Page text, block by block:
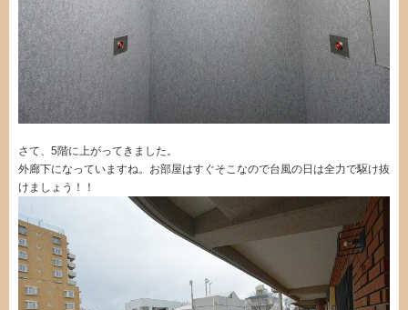
さて、5階に上がってきました。
外廊下になっていますね。お部屋はすぐそこなので台風の日は全力で駆け抜
けましょう！！